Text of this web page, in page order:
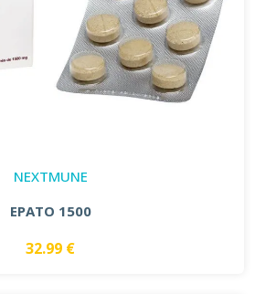
NEXTMUNE
EPATO 1500
32.99 €